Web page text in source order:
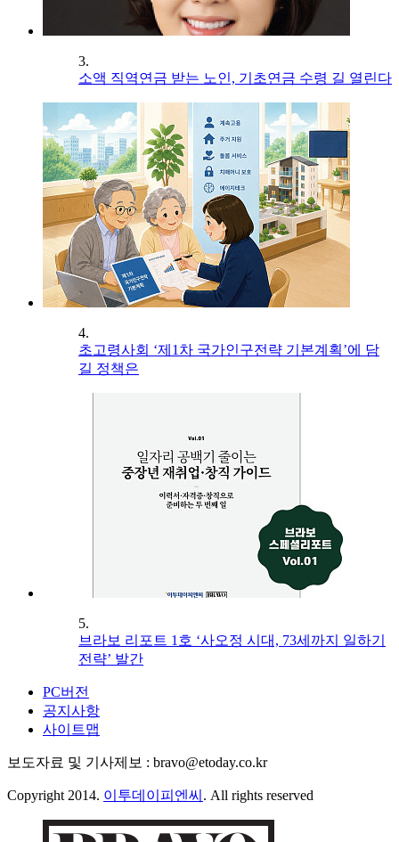
3.
소액 직역연금 받는 노인, 기초연금 수령 길 열린다
4.
초고령사회 ‘제1차 국가인구전략 기본계획’에 담
길 정책은
5.
브라보 리포트 1호 ‘사오정 시대, 73세까지 일하기
전략’ 발간
PC버전
공지사항
사이트맵
보도자료 및 기사제보 : bravo@etoday.co.kr
Copyright 2014. 이투데이피엔씨 . All rights reserved